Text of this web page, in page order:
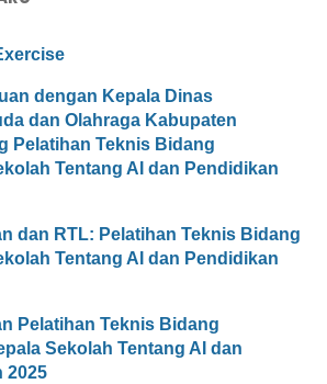
dengan Kepala Dinas
dan Olahraga Kabupaten
Pelatihan Teknis Bidang
Tentang AI dan Pendidikan
dan RTL: Pelatihan Teknis Bidang
Tentang AI dan Pendidikan
Pelatihan Teknis Bidang
Sekolah Tentang AI dan
2025